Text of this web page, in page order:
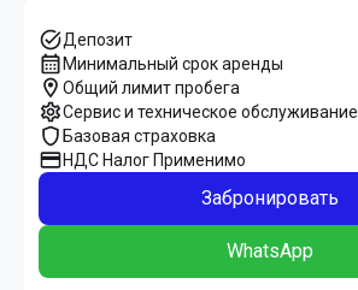
Депозит
Минимальный срок аренды
Общий лимит пробега
Сервис и техническое обслуживание
Базовая страховка
НДС Налог Применимо
Забронировать
WhatsApp